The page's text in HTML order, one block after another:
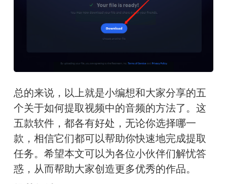
总的来说，以上就是小编想和大家分享的五
个关于如何提取视频中的音频的方法了。这
五款软件，都各有好处，无论你选择哪一
款，相信它们都可以帮助你快速地完成提取
任务。希望本文可以为各位小伙伴们解忧答
惑，从而帮助大家创造更多优秀的作品。